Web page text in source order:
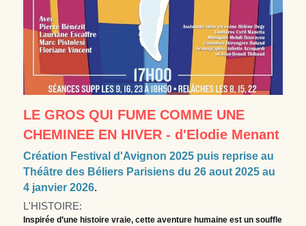
LE GROS QUI FUME COMME UNE
CHEMINEE EN HIVER - d'Elodie Menant
Création Festival d'Avignon 2025 puis reprise au
Théâtre des Béliers Parisiens du 26 aout 2025 au
4 janvier 2026.
L'HISTOIRE:
Inspirée d’une histoire vraie, cette aventure humaine est un souffle